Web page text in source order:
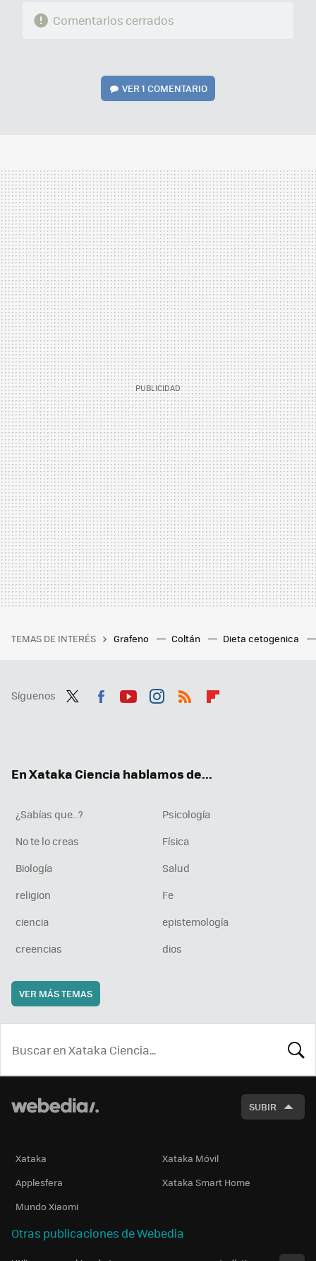
Comentarios cerrados
VER1 COMENTARIO
TEMAS DE INTERÉS Grafeno Coltán Dieta cetogenica
Síguenos
En Xataka Ciencia hablamos de...
¿Sabías que...?
Psicología
No te lo creas
Física
Biología
Salud
religion
Fe
ciencia
epistemología
creencias
dios
VER MÁS TEMAS
SUBIR
Xataka
Xataka Móvil
Applesfera
Xataka Smart Home
Mundo Xiaomi
Otras publicaciones de Webedia